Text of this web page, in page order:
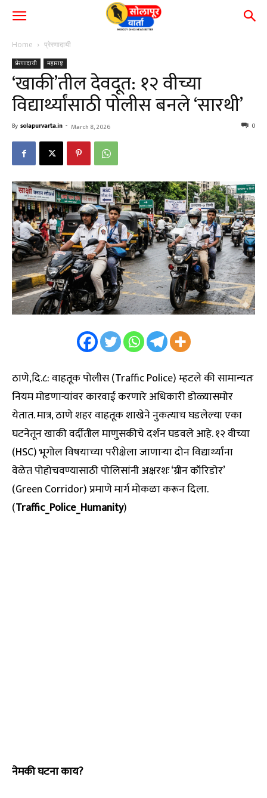
Home प्रेरणादायी
प्रेरणादायी महाराष्ट्र
‘खाकी’तील देवदूत: १२ वीच्या
विद्यार्थ्यांसाठी पोलीस बनले ‘सारथी’
By solapurvarta.in - March 8, 2026 0
ठाणे,दि.८: वाहतूक पोलीस (Traffic Police) म्हटले की सामान्यतः
नियम मोडणाऱ्यांवर कारवाई करणारे अधिकारी डोळ्यासमोर
येतात. मात्र, ठाणे शहर वाहतूक शाखेने नुकत्याच घडलेल्या एका
घटनेतून खाकी वर्दीतील माणुसकीचे दर्शन घडवले आहे. १२ वीच्या
(HSC) भूगोल विषयाच्या परीक्षेला जाणाऱ्या दोन विद्यार्थ्यांना
वेळेत पोहोचवण्यासाठी पोलिसांनी अक्षरशः ‘ग्रीन कॉरिडोर’
(Green Corridor) प्रमाणे मार्ग मोकळा करून दिला.
(Traffic_Police_Humanity)
नेमकी घटना काय?